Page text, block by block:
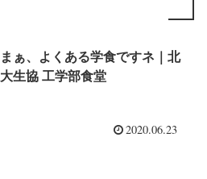
まぁ、よくある学食ですネ｜北
大生協 工学部食堂
2020.06.23